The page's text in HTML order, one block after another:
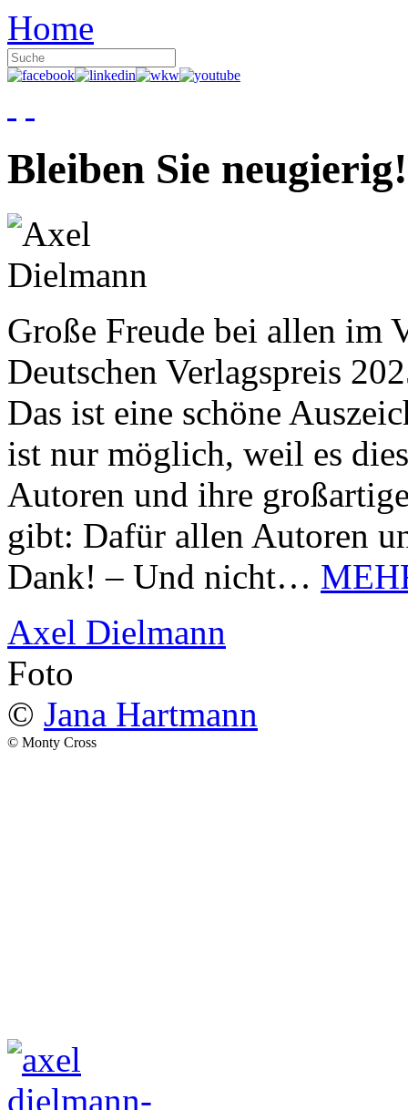
Home
Bleiben Sie neugierig!
Große Freude bei allen im
Deutschen Verlagspreis
Das ist eine schöne
ist nur möglich, weil es
Autoren und ihre
gibt: Dafür allen Autoren
Dank! – Und nicht…
Axel Dielmann
Foto
© Jana Hartmann
© Monty Cross